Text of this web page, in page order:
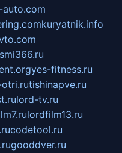
auto.com
kuryatnik.info
smi366.ru
yes-fitness.ru
tishinapve.ru
lord-tv.ru
lordfilm13.ru
codetool.ru
gooddver.ru